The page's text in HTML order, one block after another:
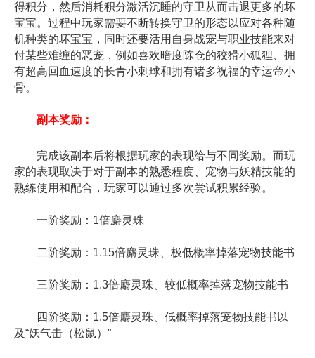
得积分，然后消耗积分激活沉睡的守卫从而击退更多的坏
宝宝。过程中玩家需要不断转换守卫的形态以应对各种随
机种类的坏宝宝，同时还要活用自身战宠与职业技能来对
付某些难缠的恶宠，例如喜欢暗度陈仓的狡猾小狐狸、拥
有超高回血速度的长青小刺球和拥有诸多祝福的幸运帝小
骨。
副本奖励：
完成该副本后将根据玩家的表现给与不同奖励。而玩
家的表现取决于对于副本的熟悉程度、宠物与妖精技能的
熟练使用和配合，玩家可以通过多次尝试积累经验。
一阶奖励：1倍麝灵珠
二阶奖励：1.15倍麝灵珠、极低概率掉落宠物技能书
三阶奖励：1.3倍麝灵珠、较低概率掉落宠物技能书
四阶奖励：1.5倍麝灵珠、低概率掉落宠物技能书以
及“妖气击（松鼠）”